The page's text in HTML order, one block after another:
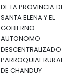
DE LA PROVINCIA DE
SANTA ELENA Y EL
GOBIERNO
AUTONOMO
DESCENTRALIZADO
PARROQUIAL RURAL
DE CHANDUY